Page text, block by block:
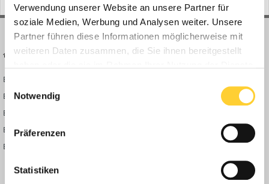
Verwendung unserer Website an unsere Partner für
soziale Medien, Werbung und Analysen weiter. Unsere
Partner führen diese Informationen möglicherweise mit
weiteren Daten zusammen, die Sie ihnen bereitgestellt
Einwilligungsauswahl
Notwendig
Präferenzen
Statistiken
BAUFORUM24
Bauforum24 News
Bauforum24 TV
BF24 Mediathek
BF24 Fotostrecken
Bauforum Shop
FORUM LINKS